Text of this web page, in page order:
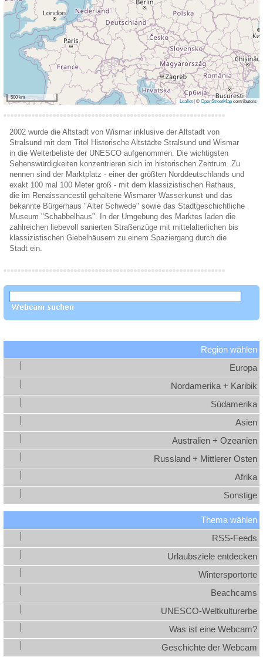
500 km
Leaflet © OpenStreetMap contributors
2002 wurde die Altstadt von Wismar inklusive der Altstadt von
Stralsund mit dem Titel Historische Altstädte Stralsund und Wismar
in die Welterbeliste der UNESCO aufgenommen. Die wichtigsten
Sehenswürdigkeiten konzentrieren sich im historischen Zentrum. Zu
nennen sind der Marktplatz - einer der größten Norddeutschlands und
exakt 100 mal 100 Meter groß - mit dem klassizistischen Rathaus,
die im Renaissancestil gehaltene Wismarer Wasserkunst und das
bekannte Bürgerhaus "Alter Schwede" sowie das Stadtgeschichtliche
Museum "Schabbelhaus". In der Umgebung des Marktes laden die
zahlreichen liebevoll sanierten Straßenzüge mit mittelalterlichen bis
klassizistischen Giebelhäusern zu einem Spaziergang durch die
Stadt ein.
Region wählen
Europa
Nordamerika + Karibik
Südamerika
Asien
Australien + Ozeanien
Russland + Mittlerer Osten
Afrika
Sonstige
Thema wählen
RSS-Feeds
Urlaubsziele entdecken
Wintersportorte
Beachcams
UNESCO-Weltkulturerbe
Was ist eine Webcam?
Geschichte der Webcam